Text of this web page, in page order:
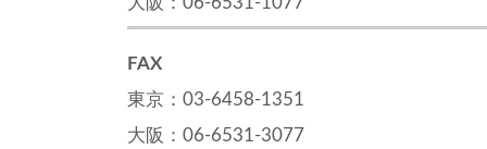
FAX
東京：03-6458-1351
大阪：06-6531-3077